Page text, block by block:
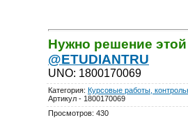
Нужно решение
@ETUDIANTRU
UNO: 1800170069
Категория: Курсовые работы,
Артикул - 1800170069
Просмотров: 430